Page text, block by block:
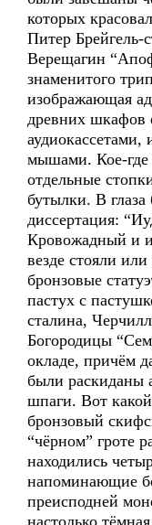
которых
Питер
Верещагин
знаменитого
изображающая
древних шкафов
аудиокассетами,
мышами. Кое-где
отдельные
бутылки. В глаза
диссертация:
Кровожадный и
везде стояли
бронзовые
пастух с
сталина,
Богородицы
окладе, причём
были раскиданы
шпаги. Вот
бронзовый
“чёрном” гроте
находились
напоминающие
преисподней
настолько